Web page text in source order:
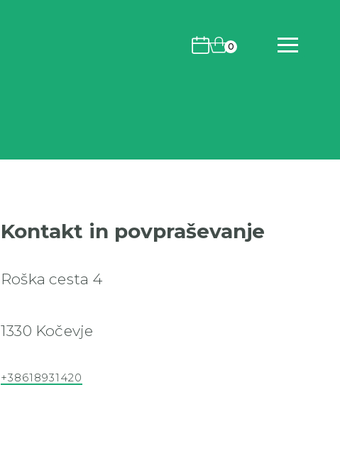
Koledar dogodkov
0
Košarica
Kontakt in povpraševanje
Roška cesta 4
1330 Kočevje
+38618931420